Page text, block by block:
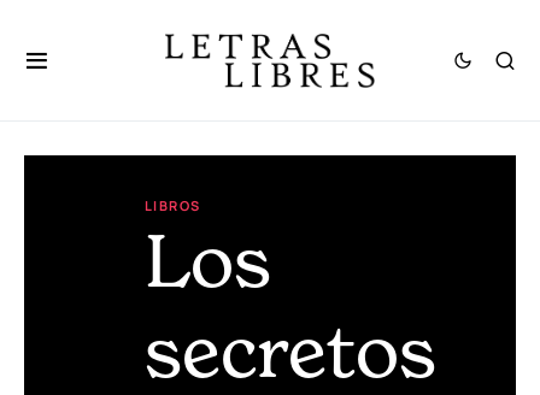
LIBROS
Los
secretos